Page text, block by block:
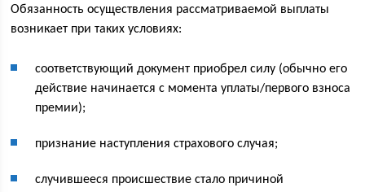
Обязанность осуществления рассматриваемой выплаты
возникает при таких условиях:
соответствующий документ приобрел силу (обычно его
действие начинается с момента уплаты/первого взноса
премии);
признание наступления страхового случая;
случившееся происшествие стало причиной